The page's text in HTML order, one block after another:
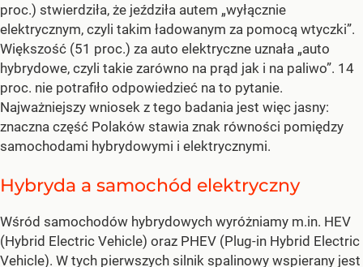
proc.) stwierdziła, że jeździła autem „wyłącznie
elektrycznym, czyli takim ładowanym za pomocą wtyczki”.
Większość (51 proc.) za auto elektryczne uznała „auto
hybrydowe, czyli takie zarówno na prąd jak i na paliwo”. 14
proc. nie potrafiło odpowiedzieć na to pytanie.
Najważniejszy wniosek z tego badania jest więc jasny:
znaczna część Polaków stawia znak równości pomiędzy
samochodami hybrydowymi i elektrycznymi.
Hybryda a samochód elektryczny
Wśród samochodów hybrydowych wyróżniamy m.in. HEV
(Hybrid Electric Vehicle) oraz PHEV (Plug-in Hybrid Electric
Vehicle). W tych pierwszych silnik spalinowy wspierany jest